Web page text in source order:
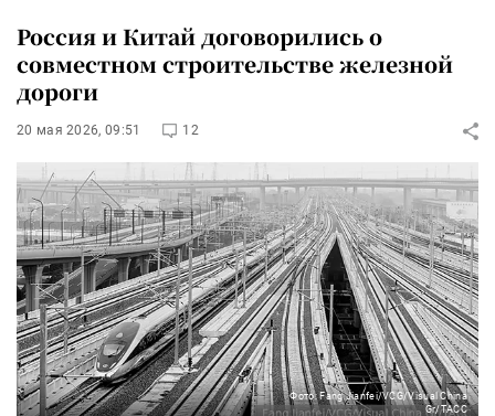
Россия и Китай договорились о
совместном строительстве железной
дороги
20 мая 2026, 09:51 12
Фото: Fang Jianfei/VCG/Visual China
Gr/ТАСС